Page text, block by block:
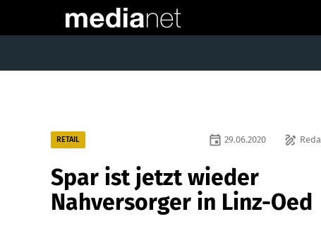
RETAIL draw
event 29.06.2020
Spar ist jetzt wieder
Nahversorger in Linz-Oed